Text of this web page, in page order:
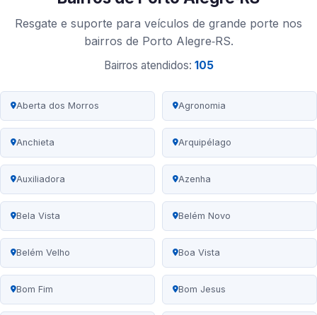
Resgate e suporte para veículos de grande porte nos
bairros de Porto Alegre‑RS.
Bairros atendidos: 105
Aberta dos Morros Agronomia
Anchieta Arquipélago
Auxiliadora Azenha
Bela Vista Belém Novo
Belém Velho Boa Vista
Bom Fim Bom Jesus